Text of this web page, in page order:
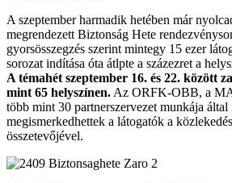
A szeptember harmadik hetében már
megrendezett Biztonság Hete
gyorsösszegzés szerint mintegy 15 ezer
sorozat indítása óta átlpte a százezret a
A témahét szeptember 16. és 22. között
mint 65 helyszínen. Az ORFK-OBB, a
több mint 30 partnerszervezet munkája
megismerkedhettek a látogatók a
összetevőjével.